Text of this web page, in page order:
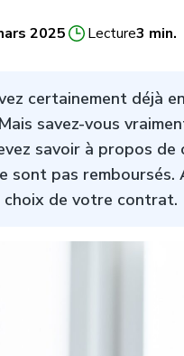
2025 Lecture3 min.
certainement déjà
savez-vous
savoir à propos
sont pas
choix de votre contrat.